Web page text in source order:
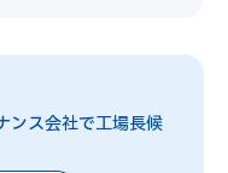
ンス会社で工場長候